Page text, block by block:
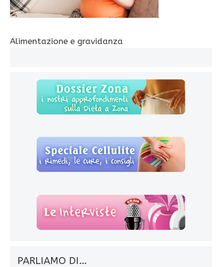
Alimentazione e gravidanza
PARLIAMO DI…